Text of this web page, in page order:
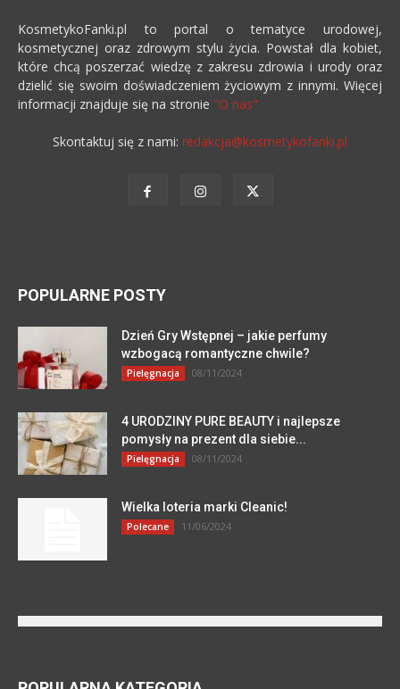
KosmetykoFanki.pl to portal o tematyce urodowej,
kosmetycznej oraz zdrowym stylu życia. Powstał dla kobiet,
które chcą poszerzać wiedzę z zakresu zdrowia i urody oraz
dzielić się swoim doświadczeniem życiowym z innymi. Więcej
informacji znajduje się na stronie "O nas"
Skontaktuj się z nami: redakcja@kosmetykofanki.pl
POPULARNE POSTY
Dzień Gry Wstępnej – jakie perfumy
wzbogacą romantyczne chwile?
Pielęgnacja 08/11/2024
4 URODZINY PURE BEAUTY i najlepsze
pomysły na prezent dla siebie...
Pielęgnacja 08/11/2024
Wielka loteria marki Cleanic!
Polecane 11/06/2024